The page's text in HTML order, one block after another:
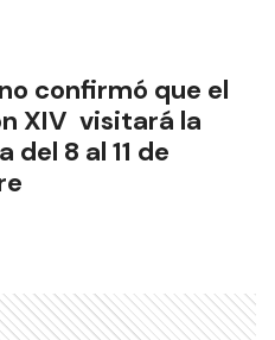
confirmó que el
XIV visitará la
del 8 al 11 de